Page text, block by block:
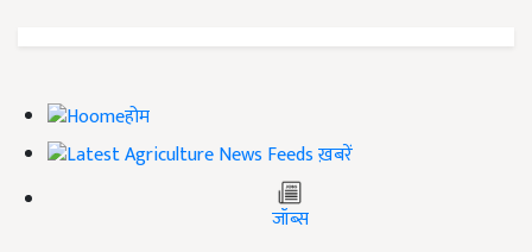
होम
ख़बरें
जॉब्स